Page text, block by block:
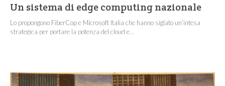
Un sistema di edge computing nazionale
Lo propongono FiberCop e Microsoft Italia che hanno siglato un’intesa
strategica per portare la potenza del cloud e...